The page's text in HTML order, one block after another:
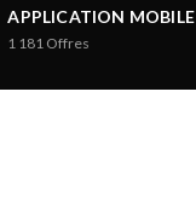
APPLICATION MOBILE
1 181 Offres